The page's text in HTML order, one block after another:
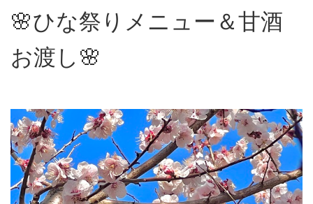
🌸ひな祭りメニュー＆甘酒
お渡し🌸